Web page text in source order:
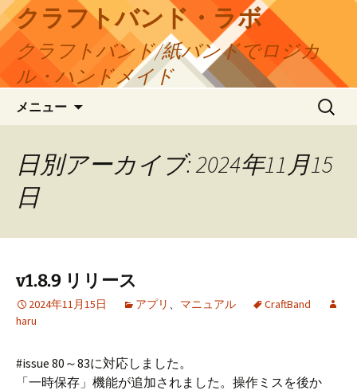
コ
ン
テ
ツ
ス
クラフトバンド・ラボ
クラフトバンド/紙バンドでロジカ
ル・ハンドメイド
メニュー
検
索:
日別アーカイブ: 2024年11月15
日
v1.8.9 リリース
2024年11月15日 アプリ 、 マニュアル
CraftBand
haru
#issue 80～83に対応しました。
「一時保存」機能が追加されました。操作ミスを後か